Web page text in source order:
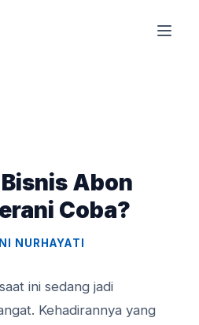
Abon
Coba?
NURHAYATI
ini sedang jadi
Kehadirannya yang